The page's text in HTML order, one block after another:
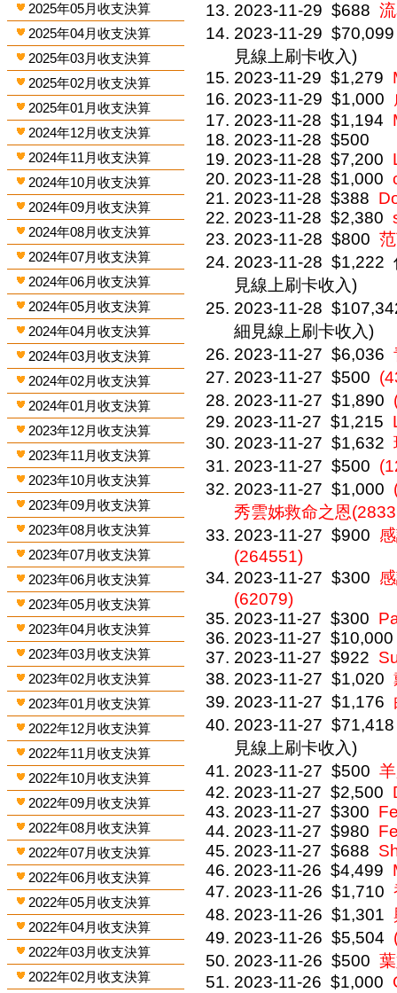
2025年05月收支決算
2025年04月收支決算
2025年03月收支決算
2025年02月收支決算
2025年01月收支決算
2024年12月收支決算
2024年11月收支決算
2024年10月收支決算
2024年09月收支決算
2024年08月收支決算
2024年07月收支決算
2024年06月收支決算
2024年05月收支決算
2024年04月收支決算
2024年03月收支決算
2024年02月收支決算
2024年01月收支決算
2023年12月收支決算
2023年11月收支決算
2023年10月收支決算
2023年09月收支決算
2023年08月收支決算
2023年07月收支決算
2023年06月收支決算
2023年05月收支決算
2023年04月收支決算
2023年03月收支決算
2023年02月收支決算
2023年01月收支決算
2022年12月收支決算
2022年11月收支決算
2022年10月收支決算
2022年09月收支決算
2022年08月收支決算
2022年07月收支決算
2022年06月收支決算
2022年05月收支決算
2022年04月收支決算
2022年03月收支決算
2022年02月收支決算
2023-11-29 $688
2023-11-29 $70,099
見線上刷卡收入)
2023-11-29 $1,279
2023-11-29 $1,000
2023-11-28 $1,194
2023-11-28 $500
2023-11-28 $7,200
2023-11-28 $1,000
2023-11-28 $388
2023-11-28 $2,380
2023-11-28 $800
2023-11-28 $1,222
見線上刷卡收入)
2023-11-28
細見線上刷卡收入)
2023-11-27 $6,036
2023-11-27 $500
2023-11-27 $1,890
2023-11-27 $1,215
2023-11-27 $1,632
2023-11-27 $500
2023-11-27 $1,000
秀雲姊救命之恩
2023-11-27 $900
(264551)
2023-11-27 $300
(62079)
2023-11-27 $300
2023-11-27 $10,000
2023-11-27 $922
2023-11-27 $1,020
2023-11-27 $1,176
2023-11-27 $71,418
見線上刷卡收入)
2023-11-27 $500
2023-11-27 $2,500
2023-11-27 $300
2023-11-27 $980
2023-11-27 $688
2023-11-26 $4,499
2023-11-26 $1,710
2023-11-26 $1,301
2023-11-26 $5,504
2023-11-26 $500
2023-11-26 $1,000